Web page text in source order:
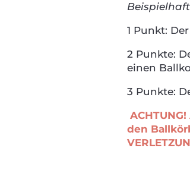
1 Punkt:
2 Punkte:
einen
3 Punkte:
den